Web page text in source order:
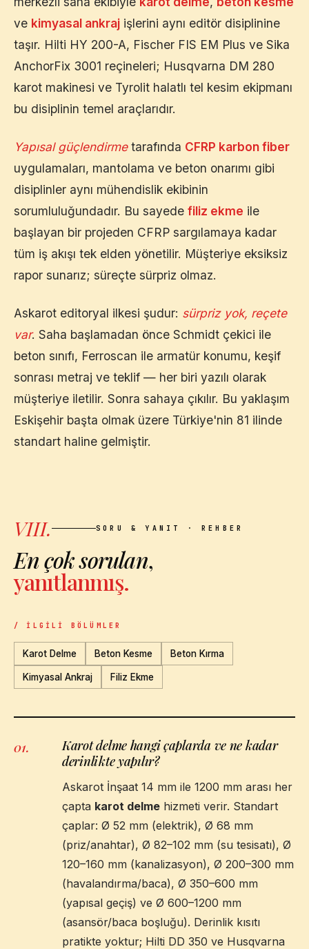
ve kimyasal ankraj işlerini aynı editör disiplinine
taşır. Hilti HY 200-A, Fischer FIS EM Plus ve Sika
AnchorFix 3001 reçineleri; Husqvarna DM 280
karot makinesi ve Tyrolit halatlı tel kesim ekipmanı
bu disiplinin temel araçlarıdır.
Yapısal güçlendirmetarafında CFRP karbon fiber
uygulamaları, mantolama ve beton onarımı gibi
disiplinler aynı mühendislik ekibinin
sorumluluğundadır. Bu sayede filiz ekme ile
başlayan bir projeden CFRP sargılamaya kadar
tüm iş akışı tek elden yönetilir. Müşteriye eksiksiz
rapor sunarız; süreçte sürpriz olmaz.
Askarot editoryal ilkesi şudur: sürpriz yok, reçete
var. Saha başlamadan önce Schmidt çekici ile
beton sınıfı, Ferroscan ile armatür konumu, keşif
sonrası metraj ve teklif — her biri yazılı olarak
müşteriye iletilir. Sonra sahaya çıkılır. Bu yaklaşım
Eskişehir başta olmak üzere Türkiye'nin 81 ilinde
standart haline gelmiştir.
VIII. SORU & YANIT · REHBER
En çok sorulan,
yanıtlanmış.
/ İLGILI BÖLÜMLER
Karot Delme Beton Kesme Beton Kırma
Kimyasal Ankraj Filiz Ekme
01.
Karot delme hangi çaplarda ve ne kadar
derinlikte yapılır?
Askarot İnşaat 14 mm ile 1200 mm arası her
çapta karot delme hizmeti verir. Standart
çaplar: Ø 52 mm (elektrik), Ø 68 mm
(priz/anahtar), Ø 82–102 mm (su tesisatı), Ø
120–160 mm (kanalizasyon), Ø 200–300 mm
(havalandırma/baca), Ø 350–600 mm
(yapısal geçiş) ve Ø 600–1200 mm
(asansör/baca boşluğu). Derinlik kısıtı
pratikte yoktur; Hilti DD 350 ve Husqvarna